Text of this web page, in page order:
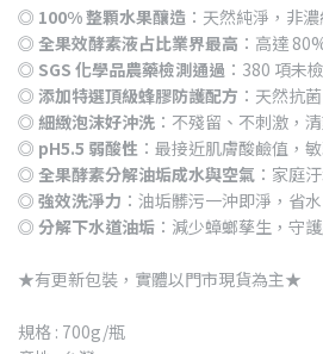
◎ 100% 整顆水果釀造 ：天然純淨，非
◎ 全果效酵素液占比業界最高 ：高達
◎ SGS 化學品農藥檢測通過 ：380 項未
◎ 添加特選頂級蜂膠防護配方 ：天然抗
◎ 細緻泡沫好沖洗 ：不殘留、不刺激，
◎ pH5.5 弱酸性 ：最接近肌膚酸鹼值，
◎ 全果酵素分解油垢成水與空氣 ：家庭
◎ 強效洗淨力 ：油垢髒污一沖即淨，省
◎ 分解下水道油垢 ：減少蟑螂孳生，守
★有更新包裝，實體以門市現貨為主★
規格 : 700g/瓶